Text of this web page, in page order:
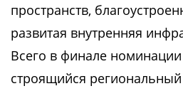
пространств,
развитая внутренняя
Всего в финале
строящийся